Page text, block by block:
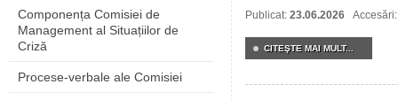
Componența Comisiei de
Management al Situațiilor de
Criză
Procese-verbale ale Comisiei
Publicat: 23.06.2026
CITEŞTE MAI MULT...